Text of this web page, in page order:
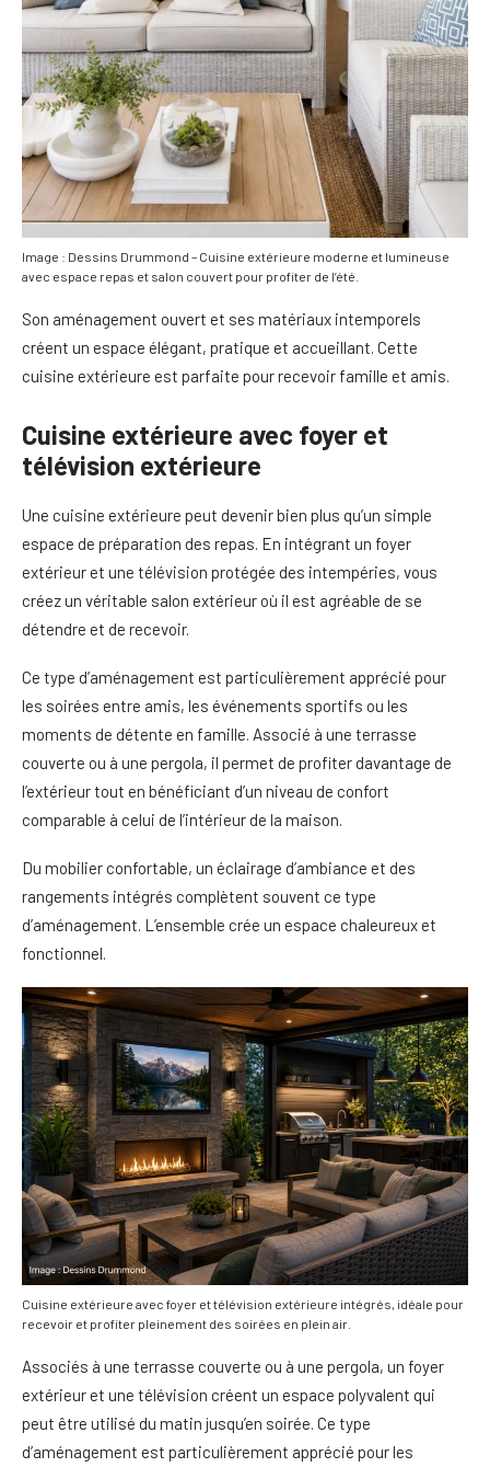
Image : Dessins Drummond – Cuisine extérieure moderne et lumineuse
avec espace repas et salon couvert pour profiter de l’été.
Son aménagement ouvert et ses matériaux intemporels
créent un espace élégant, pratique et accueillant. Cette
cuisine extérieure est parfaite pour recevoir famille et amis.
Cuisine extérieure avec foyer et
télévision extérieure
Une cuisine extérieure peut devenir bien plus qu’un simple
espace de préparation des repas. En intégrant un foyer
extérieur et une télévision protégée des intempéries, vous
créez un véritable salon extérieur où il est agréable de se
détendre et de recevoir.
Ce type d’aménagement est particulièrement apprécié pour
les soirées entre amis, les événements sportifs ou les
moments de détente en famille. Associé à une terrasse
couverte ou à une pergola, il permet de profiter davantage de
l’extérieur tout en bénéficiant d’un niveau de confort
comparable à celui de l’intérieur de la maison.
Du mobilier confortable, un éclairage d’ambiance et des
rangements intégrés complètent souvent ce type
d’aménagement. L’ensemble crée un espace chaleureux et
fonctionnel.
Cuisine extérieure avec foyer et télévision extérieure intégrés, idéale pour
recevoir et profiter pleinement des soirées en plein air.
Associés à une terrasse couverte ou à une pergola, un foyer
extérieur et une télévision créent un espace polyvalent qui
peut être utilisé du matin jusqu’en soirée. Ce type
d’aménagement est particulièrement apprécié pour les